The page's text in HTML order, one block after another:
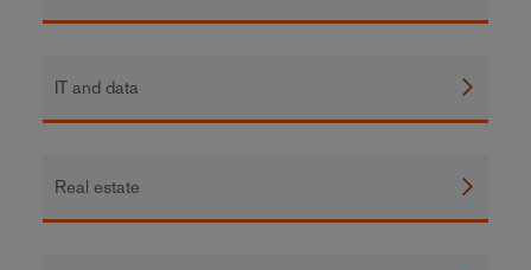
IT and data
Real estate